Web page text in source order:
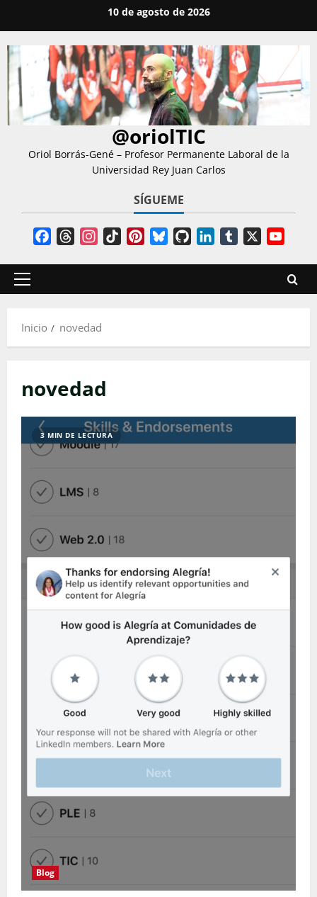
contenido
10 de agosto de 2026
@oriolTIC
Oriol Borrás-Gené – Profesor Permanente Laboral de la
Universidad Rey Juan Carlos
SÍGUEME
FacebookThreadsInstagram
TikTokPinterestBlueskyGitHubLinkedInTumblr
Menú
Inicio
novedad
novedad
3 MIN DE LECTURA
Blog